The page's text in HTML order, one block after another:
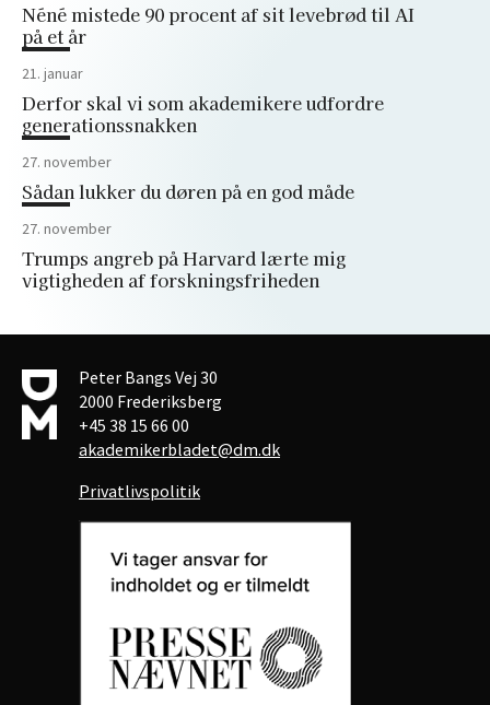
Néné mistede 90 procent af sit levebrød til AI
på et år
21. januar
Derfor skal vi som akademikere udfordre
generationssnakken
27. november
Sådan lukker du døren på en god måde
27. november
Trumps angreb på Harvard lærte mig
vigtigheden af forskningsfriheden
Peter Bangs Vej 30
2000 Frederiksberg
+45 38 15 66 00
akademikerbladet@dm.dk
Privatlivspolitik